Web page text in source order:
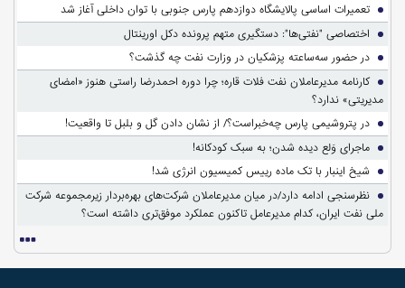
تعمیرات اساسی پالایشگاه دوازدهم پارس جنوبی با توان داخلی آغاز شد
اختصاصی "نفتی‌ها": دستگیری متهم پرونده دکل اورینتال
در حضور سه‌ساعته پزشکیان در وزارت نفت چه گذشت؟
کارنامه مدیرعاملان نفت فلات قاره؛ چرا دوره احمدرضا راستی هنوز «امضای
مدیریتی» ندارد؟
در پتروشیمی پارس چه‌خبراست؟/ از نشان دادن گل و بلبل تا واقعیت!
ماجرای وَلع دیده شدن؛ به سبک کودکانه!
شیخ اینبار با تک ماده رییس کمیسیون انرژی شد!
نظرسنجی ادامه دارد/در میان مدیرعاملان شرکت‌های بهره‌بردار زیرمجموعه شرکت
ملی نفت ایران، کدام مدیرعامل تاکنون عملکرد موفق‌تری داشته است؟